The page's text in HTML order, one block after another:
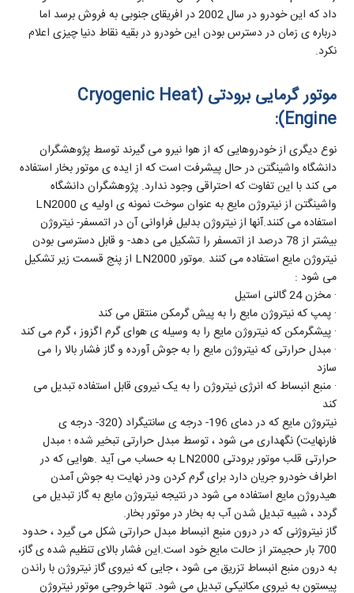
داد که این خودرو در سال 2002 در افریقای جنوبی به فروش برسد اما
درباره ی زمان در دسترس بودن این خودرو در بقیه نقاط دنیا چیزی اعلام
نکرد.
موتور گرمایی برودتی (Cryogenic Heat
Engine):
نوع دیگری از خودروهایی که از هوا نیرو می گیرند توسط پژوهشگران
دانشگاه واشینگتن در حال پیشرفت است که از ایده ی موتور بخار استفاده
می کند با این تفاوت که احتراقی وجود ندارد. پژوهشگران دانشگاه
واشینگتن از نیتروژن مایع به عنوان سوخت نمونه ی اولیه ی LN2000
استفاده می کنند.آنها از نیتروژن بدلیل فراوانی آن در اتمسفر- نیتروژن
بیشتر از 78 درصد از اتمسفر را تشکیل می دهد- و قابل دسترسی بودن
نیتروژن مایع استفاده می کنند .موتور LN2000 از پنج قسمت زیر تشکیل
می شود :
· مخزن 24 گالنی استیل
· پمپ که نیتروژن مایع را به پیش گرمکن منتقل می کند
· پیشگرمکن که نیتروژن مایع را به وسیله ی هوای گرم اگزوز ، گرم می کند
· مبدل حرارتی که نیتروژن مایع را به جوش آورده و گاز فشار بالا را می
سازد
· منبع انبساط که انرژی نیتروژن را به یک نیروی قابل استفاده تبدیل می
کند
نیتروژن مایع که در دمای 196- درجه ی سانتیگراد (320- درجه ی
فارنهایت) نگهداری می شود ، توسط مبدل حرارتی تبخیر شده ؛ مبدل
حرارتی قلب موتور برودتی LN2000 به حساب می آید .هوایی که در
اطراف خودرو جریان دارد برای گرم کردن ودر نهایت به جوش آمدن
هیدروژن مایع استفاده می شود در نتیجه نیتروژن مایع به گاز تبدیل می
گردد ، شبیه تبدیل شدن آب به بخار در موتور بخار.
گاز نیتروژنی که در درون منبع انبساط مبدل حرارتی شکل می گیرد ، حدود
700 بار حجیمتر از حالت مایع خود است.این فشار بالای تنظیم شده ی گاز،
به درون منبع انبساط تزریق می شود ، جایی که نیروی گاز نیتروژن با راندن
پیستون به نیروی مکانیکی تبدیل می شود. تنها خروجی موتور نیتروژن